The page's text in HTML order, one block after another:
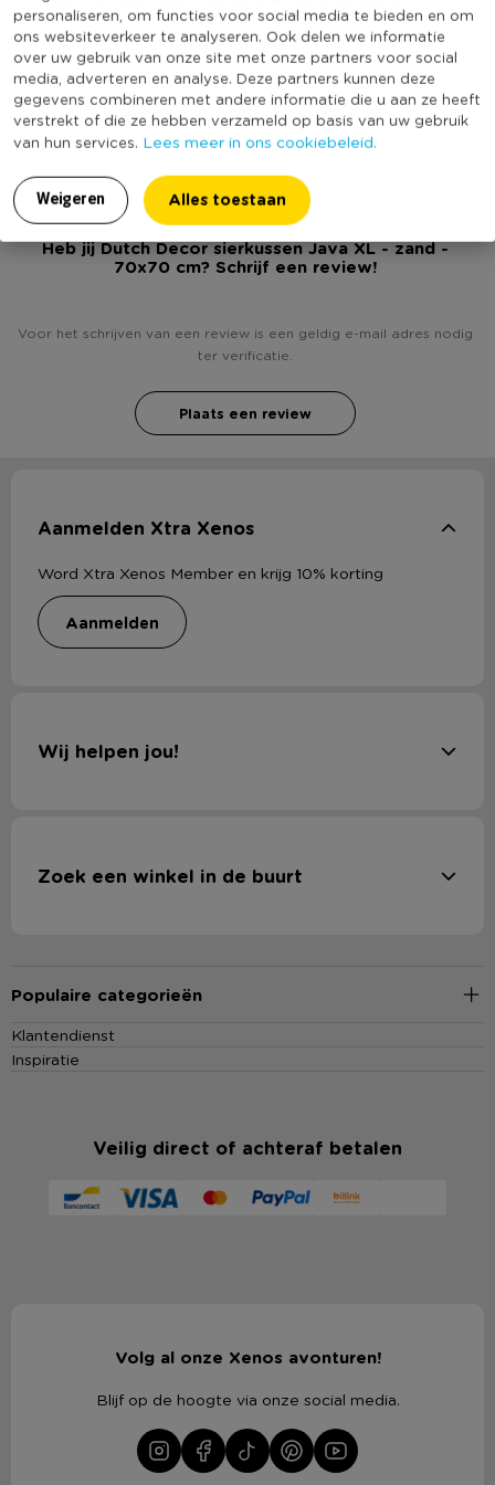
personaliseren, om functies voor social media te bieden en om
ons websiteverkeer te analyseren. Ook delen we informatie
over uw gebruik van onze site met onze partners voor social
media, adverteren en analyse. Deze partners kunnen deze
gegevens combineren met andere informatie die u aan ze heeft
verstrekt of die ze hebben verzameld op basis van uw gebruik
van hun services. Lees meer in ons cookiebeleid.
Weigeren Alles toestaan
Merk
Dutch Decor
Wasbaar
Ja
Met afritsbare hoes
Ja
Duurzaamheidsscore
(Nog) geen score
bekend
Heb jij Dutch Decor sierkussen Java XL - zand -
70x70 cm? Schrijf een review!
Voor het schrijven van een review is een geldig e-mail adres nodig
ter verificatie.
Plaats een review
Aanmelden Xtra Xenos
Word Xtra Xenos Member en krijg 10% korting
aanmelden
Wij helpen jou!
Zoek een winkel in de buurt
Populaire categorieën
Klantendienst
Inspiratie
Veilig direct of achteraf betalen
Volg al onze Xenos avonturen!
Blijf op de hoogte via onze social media.